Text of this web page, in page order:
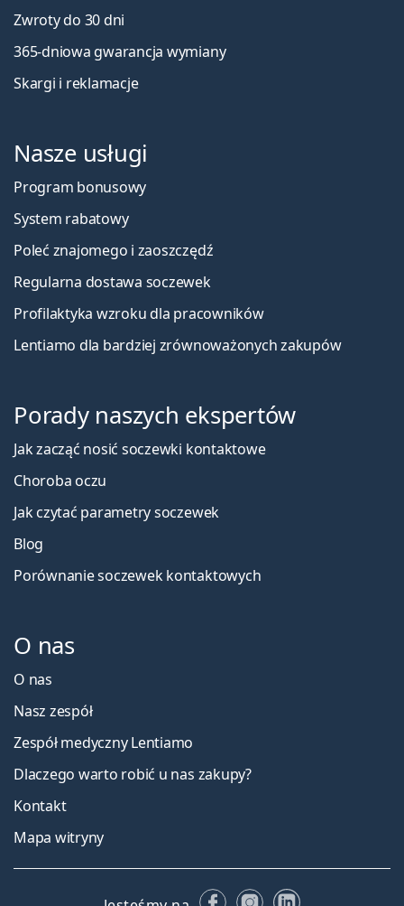
Zwroty do 30 dni
365-dniowa gwarancja wymiany
Skargi i reklamacje
Nasze usługi
Program bonusowy
System rabatowy
Poleć znajomego i zaoszczędź
Regularna dostawa soczewek
Profilaktyka wzroku dla pracowników
Lentiamo dla bardziej zrównoważonych zakupów
Porady naszych ekspertów
Jak zacząć nosić soczewki kontaktowe
Choroba oczu
Jak czytać parametry soczewek
Blog
Porównanie soczewek kontaktowych
O nas
O nas
Nasz zespół
Zespół medyczny Lentiamo
Dlaczego warto robić u nas zakupy?
Kontakt
Mapa witryny
FacebookuInstagramie
LinkedIn